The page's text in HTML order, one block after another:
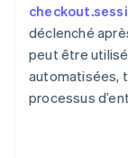
déclenché
peut être
automatisées,
processus